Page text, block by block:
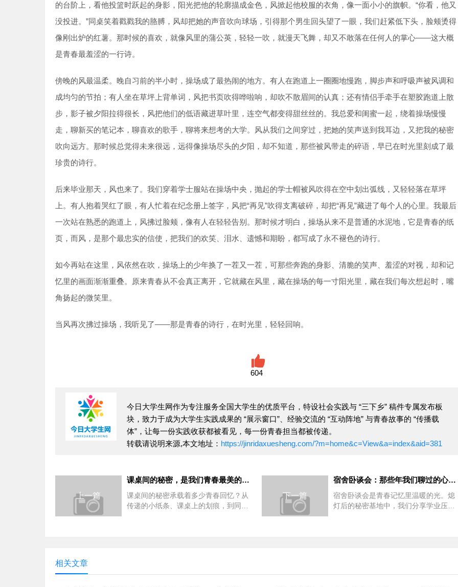
的台阶上，看他投篮时跃起的身影，阳光把他的轮廓描成金色，风掀起他校服的衣角，像一面小小的旗帜。“你看，他又
没投进。”同桌笑着戳戳我的胳膊，风却把她的声音吹向球场，引得那个男生回头望了一眼，我们赶紧低下头，脸颊烫得
像刚出炉的红薯。那时候的喜欢，就像风里的蒲公英，轻轻一吹，就漫天飞舞，却又不敢落在任何人的掌心——这大概
是青春最羞涩的一行诗。
傍晚的风最温柔。晚自习前的半小时，操场成了最热闹的地方。有人在跑道上一圈圈地慢跑，脚步声和呼吸声被风调和
成均匀的节拍；有人坐在草坪上背单词，风把书页吹得哗啦响，却吹不散眉间的认真；还有情侣手牵手在塑胶跑道上散
步，影子被夕阳拉得很长，风把他们的低语藏进草叶里，连空气都变得甜丝丝的。我总爱和闺蜜一起，绕着操场慢慢
走，聊新买的笔记本，聊喜欢的歌手，聊将来想考的大学。风从我们之间穿过，把她的笑声送到我耳边，又把我的秘密
吹向远方。那时候总觉得未来很远，远得像操场尽头的夕阳，却不知道，那些被风带走的碎语，早已在时光里刻成了最
珍贵的诗行。
后来毕业那天，风也来了。我们穿着学士服站在操场中央，抛起的学士帽被风吹得在空中划出弧线，又轻轻落在草坪
上。有人抱着哭红了眼，有人忙着在纪念册上签字，风把“再见”吹得支离破碎，却把“再见”藏进了每个人的心里。我最后
一次站在熟悉的跑道上，风拂过脸颊，像有人在轻轻告别。那时候才明白，操场从来不是普通的水泥地，它是青春的纸
页，而风，是那个最忠实的信使，把我们的欢笑、泪水、遗憾和期盼，都写成了永不褪色的诗行。
如今再站在这里，风依然在吹，操场上的少年换了一茬又一茬，可那些奔跑的身影、清脆的笑声、羞涩的对视，却和记
忆里的画面渐渐重叠。原来青春从不会真正离开，它就藏在风里，藏在操场的每一寸阳光里，藏在我们每次想起时，嘴
角扬起的微笑里。
当风再次拂过操场，我听见了——那是青春的诗行，在时光里，轻轻回响。
604
今日大学生网作为专注服务全国大学生的优质平台，特设社会实践与 “三下乡” 稿件专属发布板
块，致力于成为大学生实践成果的 “展示窗口”、经验交流的 “互动阵地” 与青春故事的 “传播载
体”，让每一份实践收获都被看见，每一份青春担当都被传递。
转载请说明来源,本文地址： https://jinridaxuesheng.com/?m=home&c=View&a=index&aid=381
上一篇
课桌间的秘密，是我们青春最美的注脚
课桌间的秘密承载着多少青春回忆？从
传递的小纸条、课桌上的划痕，到同桌
下一篇
宿舍卧谈会：那些年我们聊过的心事与远方
宿舍卧谈会是青春记忆里温暖的光。熄
灯后的秘密基地中，我们分享学业压
相关文章